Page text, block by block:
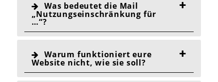
Was bedeutet die Mail
„Nutzungseinschränkung für
…“?
Warum funktioniert eure
Website nicht, wie sie soll?